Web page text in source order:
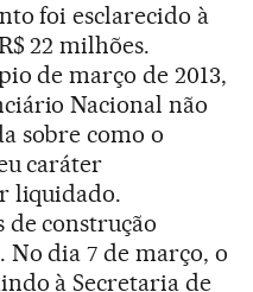
foi esclarecido à
22 milhões.
de março de 2013,
Nacional não
sobre como o
caráter
liquidado.
de construção
dia 7 de março, o
à Secretaria de